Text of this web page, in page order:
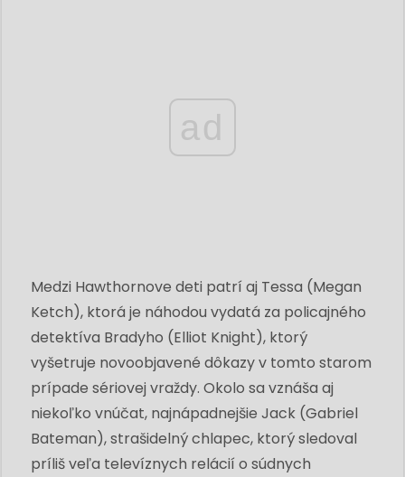
ad
Medzi Hawthornove deti patrí aj Tessa (Megan
Ketch), ktorá je náhodou vydatá za policajného
detektíva Bradyho (Elliot Knight), ktorý
vyšetruje novoobjavené dôkazy v tomto starom
prípade sériovej vraždy. Okolo sa vznáša aj
niekoľko vnúčat, najnápadnejšie Jack (Gabriel
Bateman), strašidelný chlapec, ktorý sledoval
príliš veľa televíznych relácií o súdnych